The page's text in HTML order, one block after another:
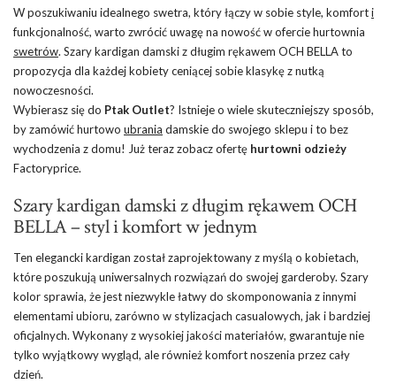
W poszukiwaniu idealnego swetra, który łączy w sobie style, komforti
funkcjonalność, warto zwrócić uwagę na nowość w ofercie hurtownia
swetrów. Szary kardigan damski z długim rękawem OCH BELLA to
propozycja dla każdej kobiety ceniącej sobie klasykę z nutką
nowoczesności.
Wybierasz się do Ptak Outlet? Istnieje o wiele skuteczniejszy sposób,
by zamówić hurtowo ubrania damskie do swojego sklepu i to bez
wychodzenia z domu! Już teraz zobacz ofertę hurtowni odzieży
Factoryprice.
Szary kardigan damski z długim rękawem OCH
BELLA – styl i komfort w jednym
Ten elegancki kardigan został zaprojektowany z myślą o kobietach,
które poszukują uniwersalnych rozwiązań do swojej garderoby. Szary
kolor sprawia, że jest niezwykle łatwy do skomponowania z innymi
elementami ubioru, zarówno w stylizacjach casualowych, jak i bardziej
oficjalnych. Wykonany z wysokiej jakości materiałów, gwarantuje nie
tylko wyjątkowy wygląd, ale również komfort noszenia przez cały
dzień.